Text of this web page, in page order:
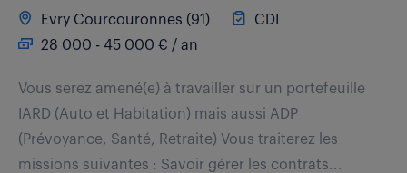
Evry Courcouronnes (91)
CDI
28 000 - 45 000 € / an
Vous serez amené(e) à travailler sur un portefeuille
IARD (Auto et Habitation) mais aussi ADP
(Prévoyance, Santé, Retraite) Vous traiterez les
missions suivantes : Savoir gérer les contrats...